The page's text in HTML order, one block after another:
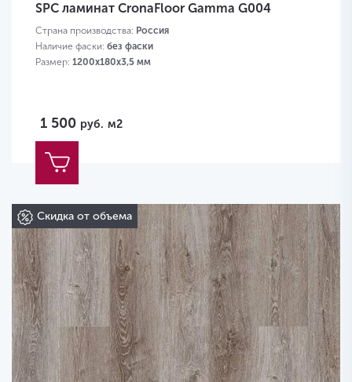
SPC ламинат CronaFloor Gamma G004
Страна производства: Россия
Наличие фаски: без фаски
Размер: 1200х180х3,5 мм
1 500 руб. м2
Скидка от объема